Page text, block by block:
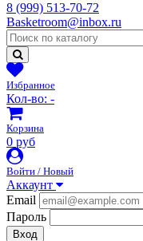
8 (999) 513-70-72
Basketroom@inbox.ru
Избранное
Кол-во: -
Корзина
0 руб
Войти / Новый
Аккаунт
Email
Пароль
Вход